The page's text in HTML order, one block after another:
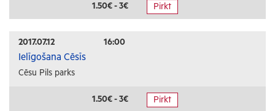
1.50€ - 3€ Pirkt
2017.07.12 16:00
Ielīgošana Cēsīs
Cēsu Pils parks
1.50€ - 3€ Pirkt